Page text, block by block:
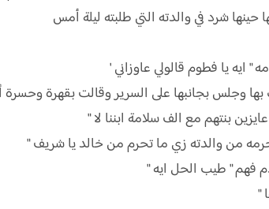
شرد في والدته التي طلبته ليلة أمس
" ايه يا فطوم قالولي عاوزاني '
وجلس بجانبها على السرير وقالت بقهرة وحسرة
بنتهم مع الف سلامة ابننا لا "
من والدته زي ما تحرم من خالد يا شريف "
فهم " طيب الحل ايه "
"